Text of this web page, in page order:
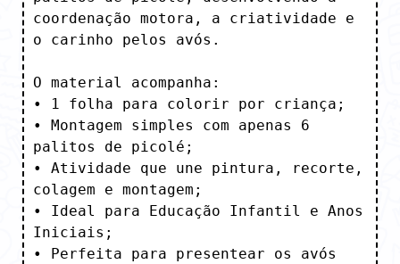
coordenação motora, a criatividade e
o carinho pelos avós.
O material acompanha:
• 1 folha para colorir por criança;
• Montagem simples com apenas 6
palitos de picolé;
• Atividade que une pintura, recorte,
colagem e montagem;
• Ideal para Educação Infantil e Anos
Iniciais;
• Perfeita para presentear os avós